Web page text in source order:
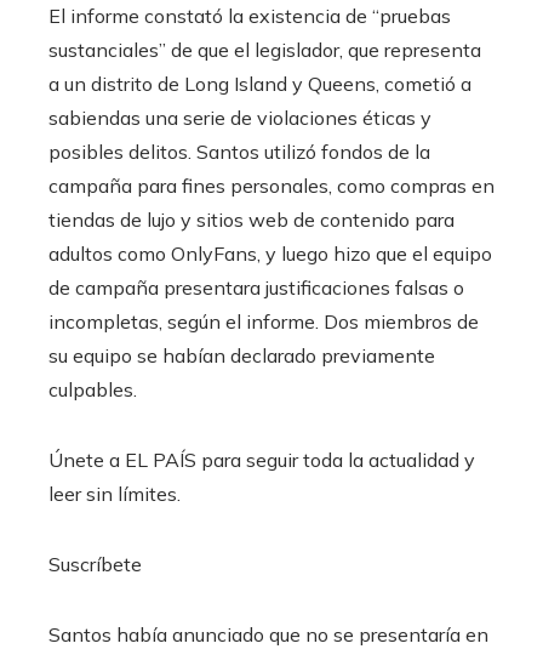
El informe constató la existencia de “pruebas
sustanciales” de que el legislador, que representa
a un distrito de Long Island y Queens, cometió a
sabiendas una serie de violaciones éticas y
posibles delitos. Santos utilizó fondos de la
campaña para fines personales, como compras en
tiendas de lujo y sitios web de contenido para
adultos como OnlyFans, y luego hizo que el equipo
de campaña presentara justificaciones falsas o
incompletas, según el informe. Dos miembros de
su equipo se habían declarado previamente
culpables.
Únete a EL PAÍS para seguir toda la actualidad y
leer sin límites.
Suscríbete
Santos había anunciado que no se presentaría en